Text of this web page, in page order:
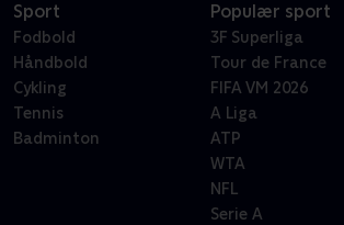
Sport
Fodbold
Håndbold
Cykling
Tennis
Badminton
Populær sport
3F Superliga
Tour de France
FIFA VM 2026
A Liga
ATP
WTA
NFL
Serie A